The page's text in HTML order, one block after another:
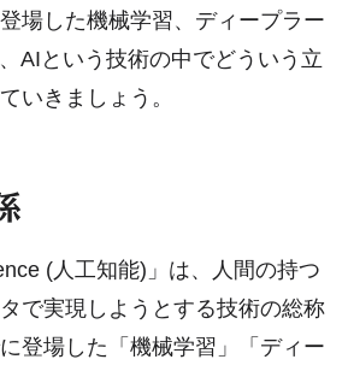
場した機械学習、ディープラー
AIという技術の中でどういう立
いきましょう。
(人工知能)」は、人間の持つ
で実現しようとする技術の総称
登場した「機械学習」「ディー